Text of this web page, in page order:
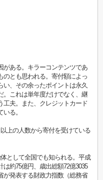
がある。キラーコンテンツであ
のとも思われる。寄付額によっ
い、その余ったポイントは永久
。これは単年度だけでなく、継
工夫。また、クレジットカード
る。
上の人数から寄付を受けている
として全国でも知られる。平成
約75億円、歳出総額72億3035
が発表する財政力指数（総務省